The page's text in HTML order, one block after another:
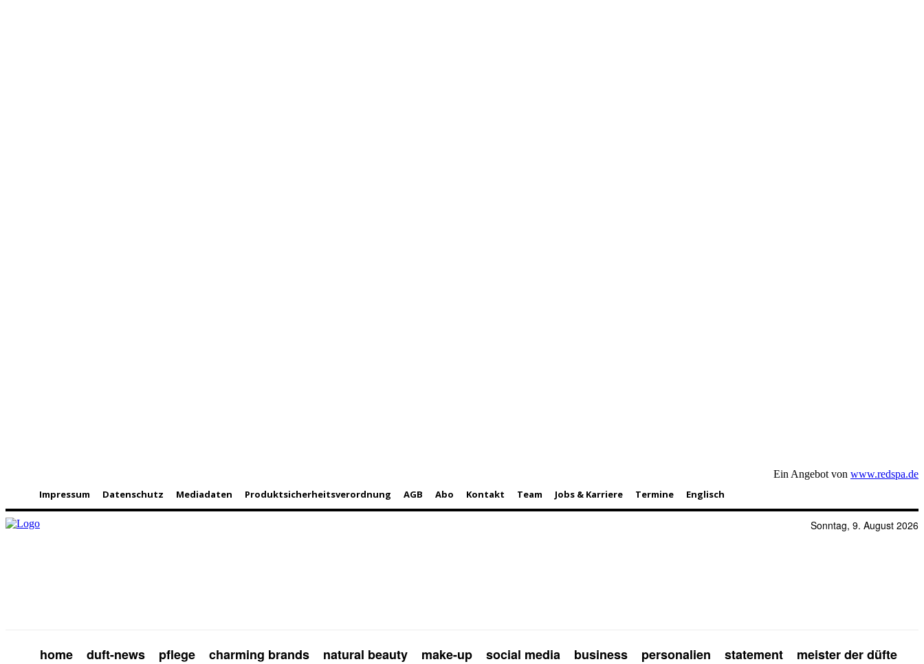
Ein Angebot von www.redspa.de
Impressum Datenschutz Mediadaten Produktsicherheitsverordnung AGB Abo Kontakt Team Jobs & Karriere Termine Englisch
Sonntag, 9. August 2026
home duft-news pflege charming brands natural beauty make-up social media business personalien statement meister der düfte